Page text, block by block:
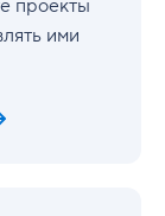
проекты
ими